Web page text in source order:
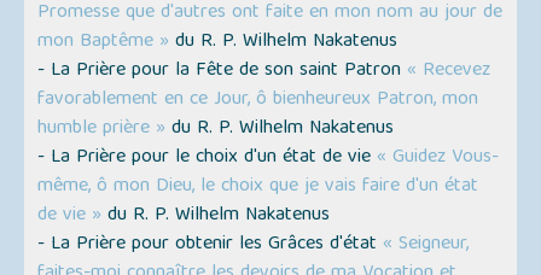
Promesse que d'autres ont faite en mon nom au jour de
mon Baptême » du R. P. Wilhelm Nakatenus
- La Prière pour la Fête de son saint Patron « Recevez
favorablement en ce Jour, ô bienheureux Patron, mon
humble prière » du R. P. Wilhelm Nakatenus
- La Prière pour le choix d'un état de vie « Guidez Vous-
même, ô mon Dieu, le choix que je vais faire d'un état
de vie » du R. P. Wilhelm Nakatenus
- La Prière pour obtenir les Grâces d'état « Seigneur,